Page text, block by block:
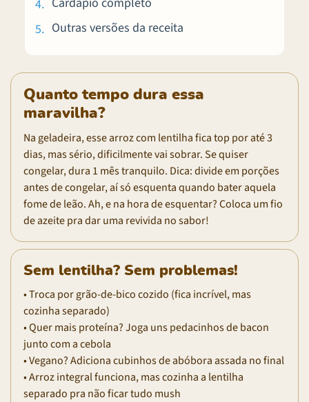
Outras versões da receita
Quanto tempo dura essa
maravilha?
Na geladeira, esse arroz com lentilha fica top por até 3
dias, mas sério, dificilmente vai sobrar. Se quiser
congelar, dura 1 mês tranquilo. Dica: divide em porções
antes de congelar, aí só esquenta quando bater aquela
fome de leão. Ah, e na hora de esquentar? Coloca um fio
de azeite pra dar uma revivida no sabor!
Sem lentilha? Sem problemas!
• Troca por grão-de-bico cozido (fica incrível, mas
cozinha separado)
• Quer mais proteína? Joga uns pedacinhos de bacon
junto com a cebola
• Vegano? Adiciona cubinhos de abóbora assada no final
• Arroz integral funciona, mas cozinha a lentilha
separado pra não ficar tudo mush